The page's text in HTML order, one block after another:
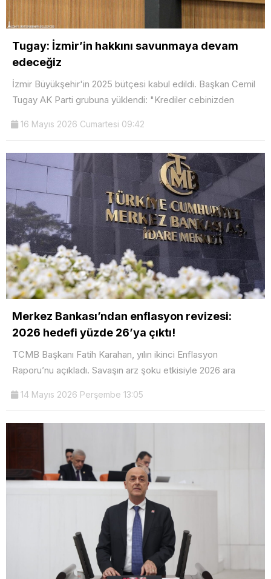
Tugay: İzmir’in hakkını savunmaya devam
edeceğiz
İzmir Büyükşehir'in 2025 bütçesi kabul edildi. Başkan Cemil
Tugay AK Parti grubuna yüklendi: "Krediler cebinizden
16 Mayıs 2026 Cumartesi 09:42
Merkez Bankası’ndan enflasyon revizesi:
2026 hedefi yüzde 26’ya çıktı!
TCMB Başkanı Fatih Karahan, yılın ikinci Enflasyon
Raporu’nu açıkladı. Savaşın arz şoku etkisiyle 2026 ara
14 Mayıs 2026 Perşembe 13:05